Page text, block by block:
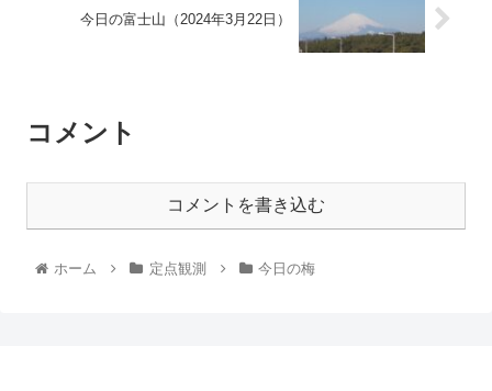
今日の富士山（2024年3月22日）
コメント
コメントを書き込む
ホーム 定点観測 今日の梅